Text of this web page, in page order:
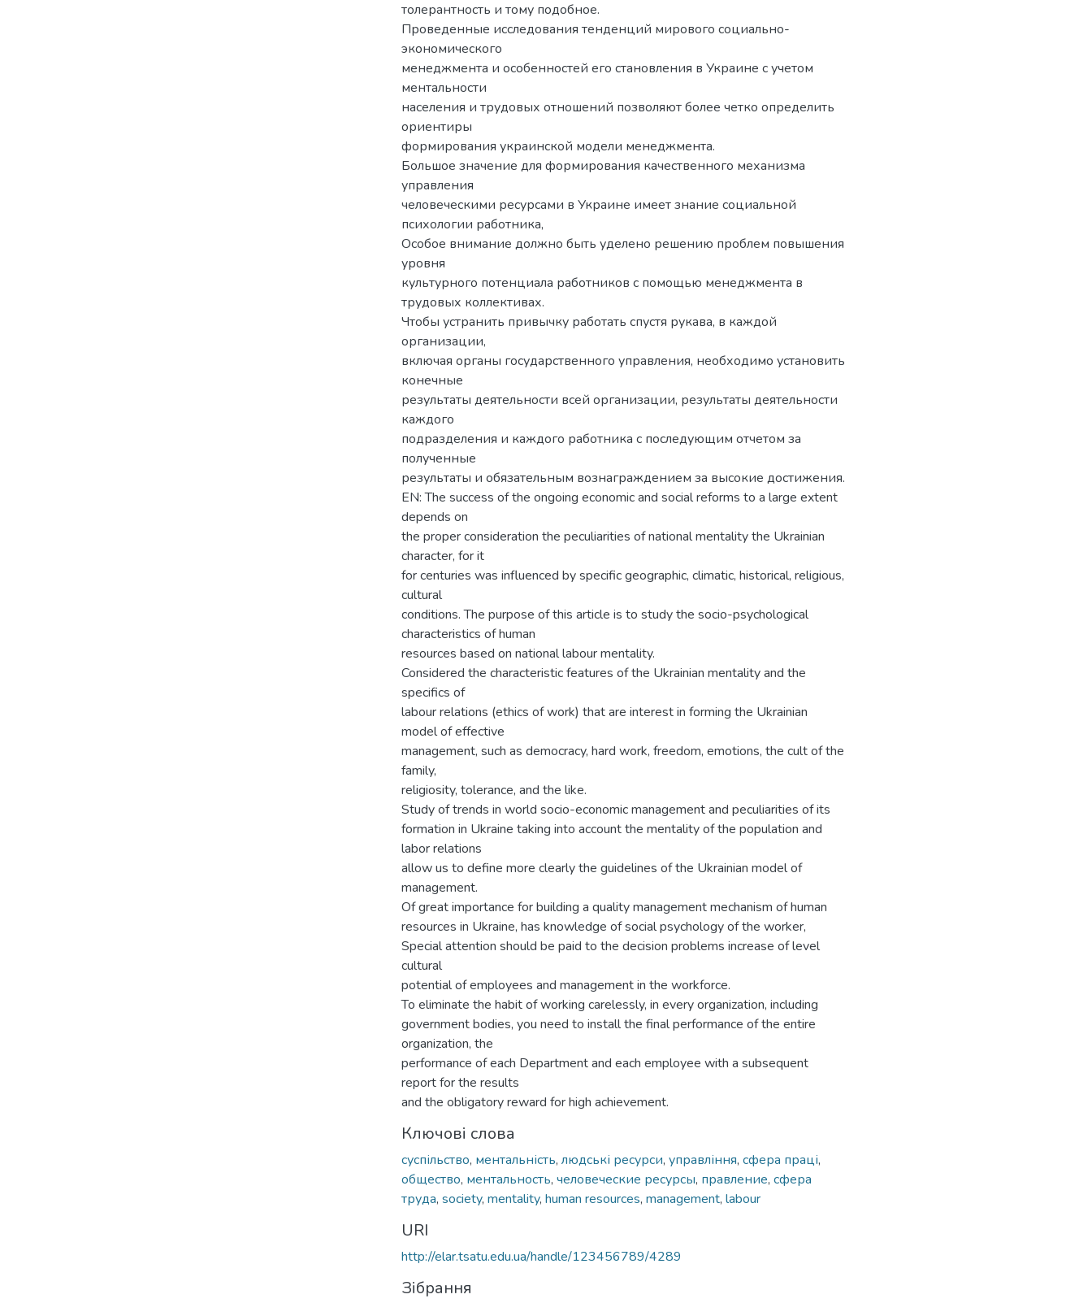
толерантность и тому подобное.
Проведенные исследования тенденций мирового социально-
экономического
менеджмента и особенностей его становления в Украине с учетом
ментальности
населения и трудовых отношений позволяют более четко определить
ориентиры
формирования украинской модели менеджмента.
Большое значение для формирования качественного механизма
управления
человеческими ресурсами в Украине имеет знание социальной
психологии работника,
Особое внимание должно быть уделено решению проблем повышения
уровня
культурного потенциала работников с помощью менеджмента в
трудовых коллективах.
Чтобы устранить привычку работать спустя рукава, в каждой
организации,
включая органы государственного управления, необходимо установить
конечные
результаты деятельности всей организации, результаты деятельности
каждого
подразделения и каждого работника с последующим отчетом за
полученные
результаты и обязательным вознаграждением за высокие достижения.
EN: The success of the ongoing economic and social reforms to a large extent
depends on
the proper consideration the peculiarities of national mentality the Ukrainian
character, for it
for centuries was influenced by specific geographic, climatic, historical, religious,
cultural
conditions. The purpose of this article is to study the socio-psychological
characteristics of human
resources based on national labour mentality.
Considered the characteristic features of the Ukrainian mentality and the
specifics of
labour relations (ethics of work) that are interest in forming the Ukrainian
model of effective
management, such as democracy, hard work, freedom, emotions, the cult of the
family,
religiosity, tolerance, and the like.
Study of trends in world socio-economic management and peculiarities of its
formation in Ukraine taking into account the mentality of the population and
labor relations
allow us to define more clearly the guidelines of the Ukrainian model of
management.
Of great importance for building a quality management mechanism of human
resources in Ukraine, has knowledge of social psychology of the worker,
Special attention should be paid to the decision problems increase of level
cultural
potential of employees and management in the workforce.
To eliminate the habit of working carelessly, in every organization, including
government bodies, you need to install the final performance of the entire
organization, the
performance of each Department and each employee with a subsequent
report for the results
and the obligatory reward for high achievement.
Ключові слова
суспільство, ментальність, людські ресурси, управління, сфера праці,
общество, ментальность, человеческие ресурсы, правление, сфера
труда, society, mentality, human resources, management, labour
URI
http://elar.tsatu.edu.ua/handle/123456789/4289
Зібрання